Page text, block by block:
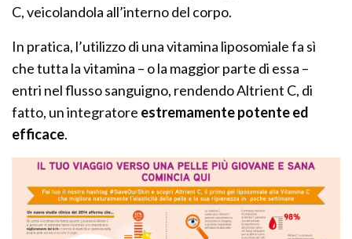
C, veicolandola all’interno del corpo.
In pratica, l’utilizzo di una vitamina liposomiale fa sì
che tutta la vitamina – o la maggior parte di essa –
entri nel flusso sanguigno, rendendo Altrient C, di
fatto, un integratore estremamente potente ed
efficace.